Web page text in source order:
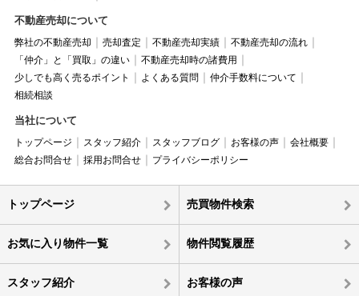
不動産売却について
弊社の不動産売却 売却査定 不動産売却実績
不動産売却の流れ
「仲介」と「買取」の違い
不動産売却時の諸費用
少しでも高く売るポイント
よくある質問
仲介手数料について
相続相談
当社について
トップページ スタッフ紹介 スタッフブログ お客様の声
会社概要
総合お問合せ
採用お問合せ プライバシーポリシー
トップページ 売買物件検索
お気に入り物件一覧 物件閲覧履歴
スタッフ紹介 お客様の声